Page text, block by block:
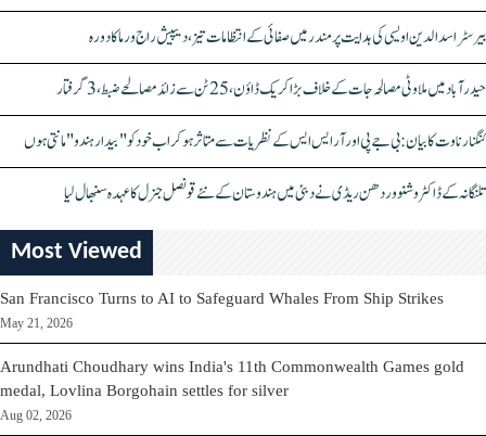
بیرسٹر اسدالدین اویسی کی ہدایت پر مندر میں صفائی کے انتظامات تیز، دیپیش راج ورما کا دورہ
حیدرآباد میں ملاوٹی مصالحہ جات کے خلاف بڑا کریک ڈاؤن، 25 ٹن سے زائد مصالحے ضبط، 3 گرفتار
کنگنا رناوت کا بیان: بی جے پی اور آر ایس ایس کے نظریات سے متاثر ہو کر اب خود کو "بیدار ہندو" مانتی ہوں
تلنگانہ کے ڈاکٹر وشنو وردھن ریڈی نے دبئی میں ہندوستان کے نئے قونصل جنرل کا عہدہ سنبھال لیا
Most Viewed
San Francisco Turns to AI to Safeguard Whales From Ship Strikes
May 21, 2026
Arundhati Choudhary wins India's 11th Commonwealth Games gold
medal, Lovlina Borgohain settles for silver
Aug 02, 2026